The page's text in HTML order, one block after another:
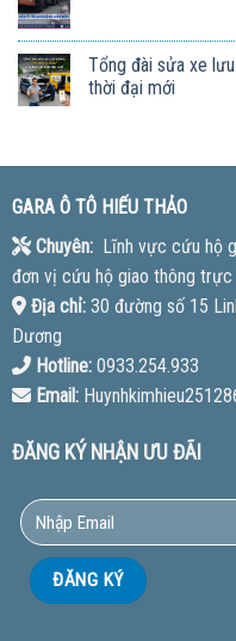
Tổng đài sửa xe
thời đại mới
GARA Ô TÔ HIẾU THẢO
Chuyên:Lĩnh vực cứu hộ
đơn vị cứu hộ giao thông
Địa chỉ:30 đường số 15
Dương
Hotline:0933.254.933
Email:
ĐĂNG KÝ NHẬN ƯU ĐÃI